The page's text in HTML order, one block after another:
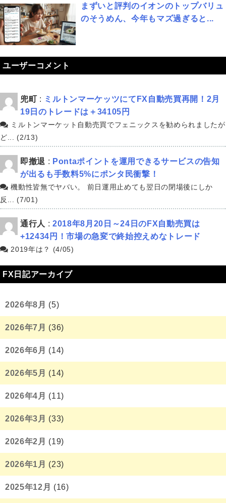
まずいと評判のイオンのトップバリュ
のそうめん、今年もマズ過ぎると...
ユーザーコメント
兜町 : ミルトンマーケッツにてFX自動売買再開！2月
19日のトレードは＋34105円
ミルトンマーケット自動売買でフェニックスを勧められましたが
ど... (2/13)
即撤退 : Pontaポイントを運用できるサービスの告知
が出るも手数料5%にポンタ民衝撃！
機動性皆無でヤバい。 前日運用止めても翌日の閉場後にしか
反... (7/01)
通行人 : 2018年8月20日～24日のFX自動売買は
+12434円！市場の急変で終始控えめなトレード
2019年は？ (4/05)
FX日記アーカイブ
2026年8月 (5)
2026年7月 (36)
2026年6月 (14)
2026年5月 (14)
2026年4月 (11)
2026年3月 (33)
2026年2月 (19)
2026年1月 (23)
2025年12月 (16)